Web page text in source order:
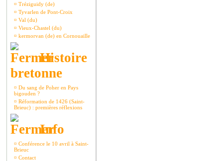
¤ Tréziguidy (de)
¤ Tyvarlen de Pont-Croix
¤ Val (du)
¤ Vieux-Chastel (du)
¤ kermorvan (de) en Cornouaille
Histoire
bretonne
¤ Du sang de Poher en Pays
bigouden ?
¤ Réformation de 1426 (Saint-
Brieuc) : premières réflexions
Info
¤ Conférence le 10 avril à Saint-
Brieuc
¤ Contact